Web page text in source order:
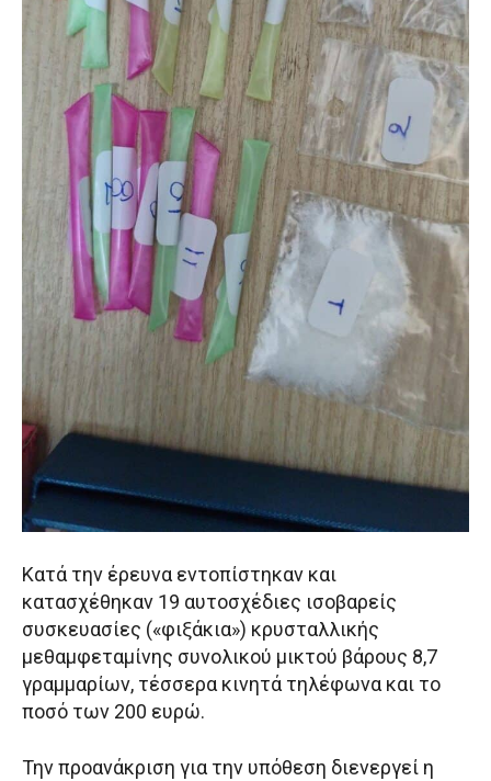
Κατά την έρευνα εντοπίστηκαν και
κατασχέθηκαν 19 αυτοσχέδιες ισοβαρείς
συσκευασίες («φιξάκια») κρυσταλλικής
μεθαμφεταμίνης συνολικού μικτού βάρους 8,7
γραμμαρίων, τέσσερα κινητά τηλέφωνα και το
ποσό των 200 ευρώ.
Την προανάκριση για την υπόθεση διενεργεί η